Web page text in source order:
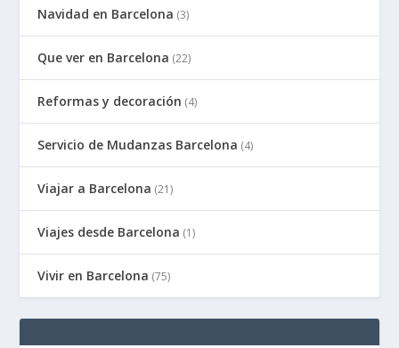
Navidad en Barcelona (3)
Que ver en Barcelona (22)
Reformas y decoración (4)
Servicio de Mudanzas Barcelona (4)
Viajar a Barcelona (21)
Viajes desde Barcelona (1)
Vivir en Barcelona (75)